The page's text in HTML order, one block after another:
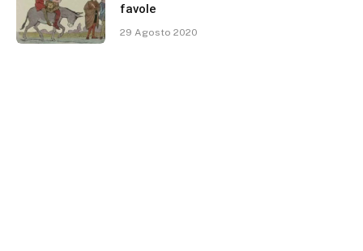
favole
29 Agosto 2020